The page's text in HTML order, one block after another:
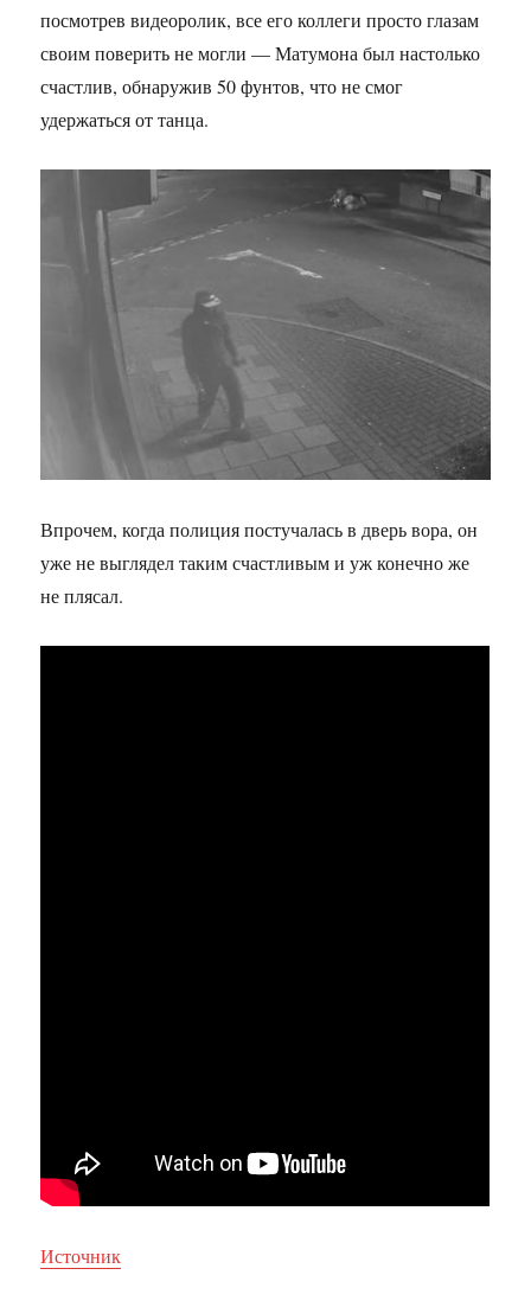
посмотрев видеоролик, все его коллеги просто глазам
своим поверить не могли — Матумона был настолько
счастлив, обнаружив 50 фунтов, что не смог
удержаться от танца.
Впрочем, когда полиция постучалась в дверь вора, он
уже не выглядел таким счастливым и уж конечно же
не плясал.
Источник